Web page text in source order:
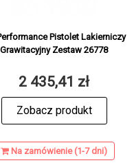
Pistolet Lakierniczy
Grawitacyjny Zestaw 26778
2 435,41 zł
Zobacz produkt
Na zamówienie (1-7 dni)